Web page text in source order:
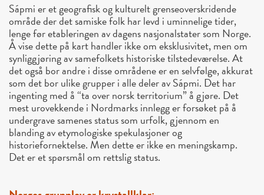
Sápmi er et geografisk og kulturelt grenseoverskridende
område der det samiske folk har levd i uminnelige tider,
lenge før etableringen av dagens nasjonalstater som Norge.
Å vise dette på kart handler ikke om eksklusivitet, men om
synliggjøring av samefolkets historiske tilstedeværelse. At
det også bor andre i disse områdene er en selvfølge, akkurat
som det bor ulike grupper i alle deler av Sápmi. Det har
ingenting med å “ta over norsk territorium” å gjøre. Det
mest urovekkende i Nordmarks innlegg er forsøket på å
undergrave samenes status som urfolk, gjennom en
blanding av etymologiske spekulasjoner og
historiefornektelse. Men dette er ikke en meningskamp.
Det er et spørsmål om rettslig status.